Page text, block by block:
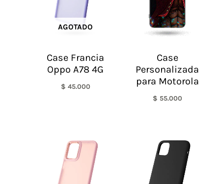
AGOTADO
Case Francia
Oppo A78 4G
$ 45.000
Case
Personalizada
para Motorola
$ 55.000